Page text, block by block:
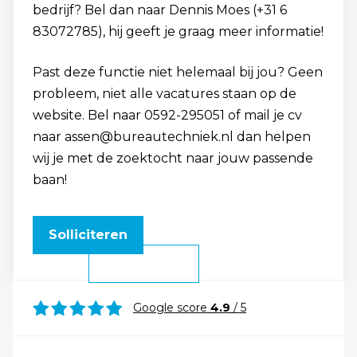
bedrijf? Bel dan naar Dennis Moes (+31 6
83072785), hij geeft je graag meer informatie!
Past deze functie niet helemaal bij jou? Geen
probleem, niet alle vacatures staan op de
website. Bel naar 0592-295051 of mail je cv
naar assen@bureautechniek.nl dan helpen
wij je met de zoektocht naar jouw passende
baan!
Solliciteren
Google score 4.9 / 5